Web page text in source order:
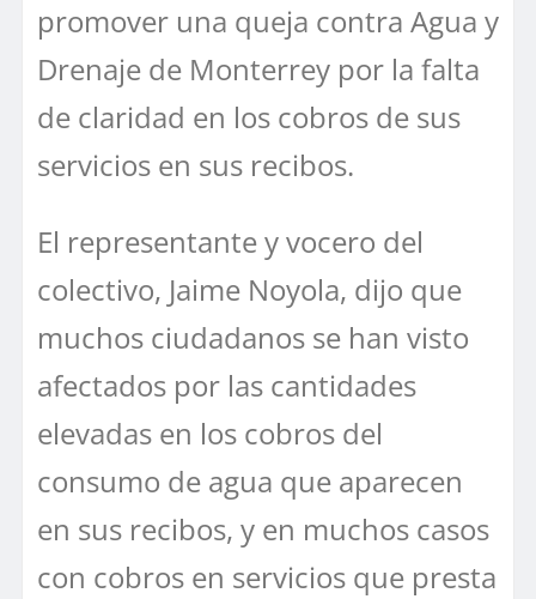
promover una queja contra Agua y
Drenaje de Monterrey por la falta
de claridad en los cobros de sus
servicios en sus recibos.
El representante y vocero del
colectivo, Jaime Noyola, dijo que
muchos ciudadanos se han visto
afectados por las cantidades
elevadas en los cobros del
consumo de agua que aparecen
en sus recibos, y en muchos casos
con cobros en servicios que presta